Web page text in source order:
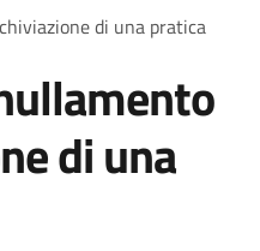
di una pratica
di una